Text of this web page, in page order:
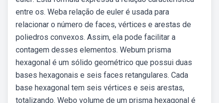
entre os. Weba relação de euler é usada para
relacionar o número de faces, vértices e arestas de
poliedros convexos. Assim, ela pode facilitar a
contagem desses elementos. Webum prisma
hexagonal é um sólido geométrico que possui duas
bases hexagonais e seis faces retangulares. Cada
base hexagonal tem seis vértices e seis arestas,
totalizando. Webo volume de um prisma hexagonal é